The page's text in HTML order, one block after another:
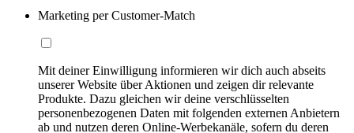
Marketing per Customer-Match
Mit deiner Einwilligung informieren wir dich auch abseits
unserer Website über Aktionen und zeigen dir relevante
Produkte. Dazu gleichen wir deine verschlüsselten
personenbezogenen Daten mit folgenden externen Anbietern
ab und nutzen deren Online-Werbekanäle, sofern du deren